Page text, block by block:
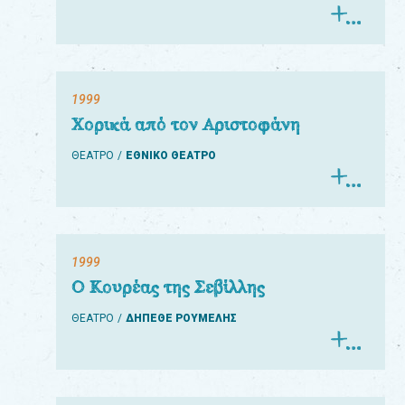
1999
Χορικά από τον Αριστοφάνη
ΘΕΑΤΡΟ ΕΘΝΙΚΟ ΘΕΑΤΡΟ
1999
Ο Κουρέας της Σεβίλλης
ΘΕΑΤΡΟ ΔΗΠΕΘΕ ΡΟΥΜΕΛΗΣ